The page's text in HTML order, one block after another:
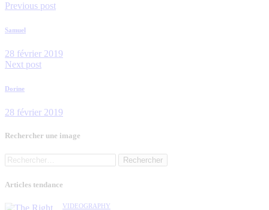
Previous post
Samuel
28 février 2019
Next post
Dorine
28 février 2019
Rechercher une image
Articles tendance
VIDEOGRAPHY